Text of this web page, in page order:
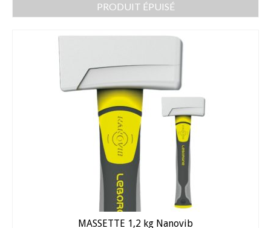
Goutte à goutte
Gants
Outillage
Pots de fleur
Pépinières – Gazons
PRODUIT ÉPUISÉ
MASSETTE 1,2 kg Nanovib